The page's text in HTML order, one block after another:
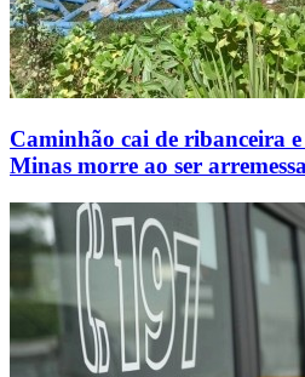
Caminhão cai de ribanceira
Minas morre ao ser